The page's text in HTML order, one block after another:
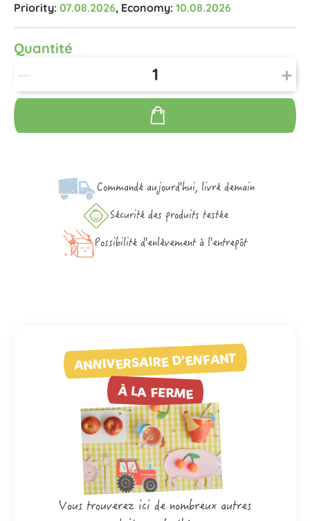
Priority: 07.08.2026, Economy: 10.08.2026
Quantité
Commandé aujourd'hui, livré demain
Sécurité des produits testée
Possibilité d'enlèvement à l'entrepôt
ANNIVERSAIRE D'ENFANT
À LA FERME
Vous trouverez ici de nombreux autres